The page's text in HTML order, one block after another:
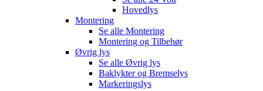
Hovedlys
Montering
Se alle Montering
Montering og Tilbehør
Øvrig lys
Se alle Øvrig lys
Baklykter og Bremselys
Markeringslys